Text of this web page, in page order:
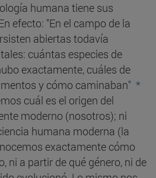
humana tiene sus
efecto: "En el campo de la
abiertas todavía
cuántas especies de
exactamente, cuáles de
y cómo caminaban" *
cuál es el origen del
moderno (nosotros); ni
humana moderna (la
exactamente cómo
ni a partir de qué género, ni de